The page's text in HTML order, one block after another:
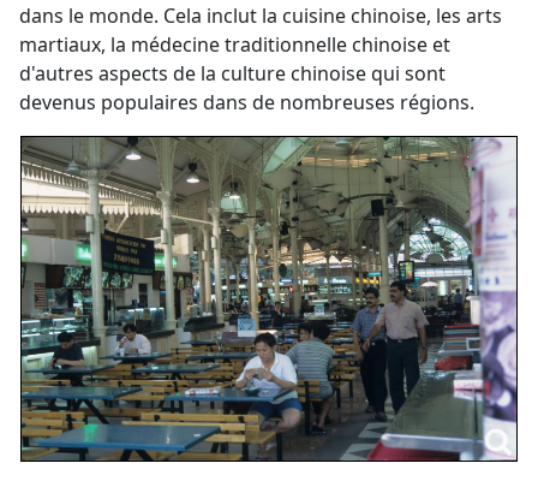
dans le monde. Cela inclut la cuisine chinoise, les arts
martiaux, la médecine traditionnelle chinoise et
d'autres aspects de la culture chinoise qui sont
devenus populaires dans de nombreuses régions.